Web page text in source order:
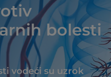
bolesti
vodeći su uzrok